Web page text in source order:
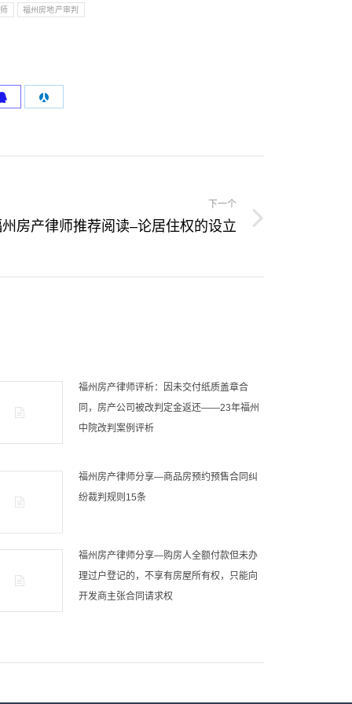
福州房地产审判
下一个
房产律师推荐阅读–论居住权的设立
福州房产律师评析：因未交付纸质盖章合
同，房产公司被改判定金返还——23年福州
中院改判案例评析
福州房产律师分享—商品房预约预售合同纠
纷裁判规则15条
福州房产律师分享—购房人全额付款但未办
理过户登记的，不享有房屋所有权，只能向
开发商主张合同请求权